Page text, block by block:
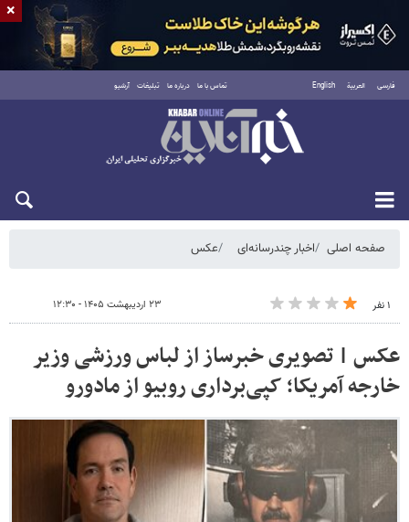
فارسی العربية English تماس با ما درباره ما تبلیغات آرشیو
پنجشنبه ۱۵ مرداد ۱۴۰۵
صفحه اصلی اخبار چندرسانه‌ای عکس
۱ نفر ۲۳ اردیبهشت ۱۴۰۵ - ۱۲:۳۰
عکس | تصویری خبرساز از لباس ورزشی وزیر
خارجه آمریکا؛ کپی‌برداری روبیو از مادورو
×